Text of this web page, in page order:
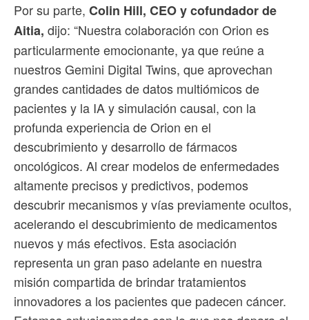
Por su parte, Colin Hill, CEO y cofundador de
Aitia, dijo: “Nuestra colaboración con Orion es
particularmente emocionante, ya que reúne a
nuestros Gemini Digital Twins, que aprovechan
grandes cantidades de datos multiómicos de
pacientes y la IA y simulación causal, con la
profunda experiencia de Orion en el
descubrimiento y desarrollo de fármacos
oncológicos. Al crear modelos de enfermedades
altamente precisos y predictivos, podemos
descubrir mecanismos y vías previamente ocultos,
acelerando el descubrimiento de medicamentos
nuevos y más efectivos. Esta asociación
representa un gran paso adelante en nuestra
misión compartida de brindar tratamientos
innovadores a los pacientes que padecen cáncer.